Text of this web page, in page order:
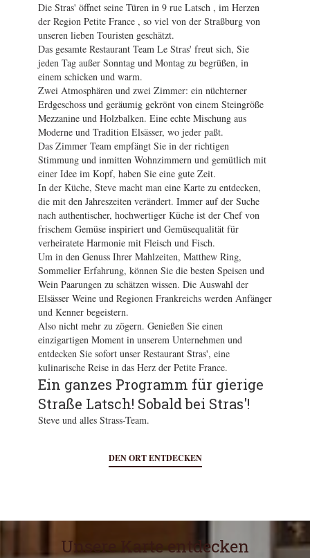
Die Stras' öffnet seine Türen in 9 rue Latsch , im Herzen
der Region Petite France , so viel von der Straßburg von
unseren lieben Touristen geschätzt.
Das gesamte Restaurant Team Le Stras' freut sich, Sie
jeden Tag außer Sonntag und Montag zu begrüßen, in
einem schicken und warm.
Zwei Atmosphären und zwei Zimmer: ein nüchterner
Erdgeschoss und geräumig gekrönt von einem Steingröße
Mezzanine und Holzbalken. Eine echte Mischung aus
Moderne und Tradition Elsässer, wo jeder paßt.
Das Zimmer Team empfängt Sie in der richtigen
Stimmung und inmitten Wohnzimmern und gemütlich mit
einer Idee im Kopf, haben Sie eine gute Zeit.
In der Küche, Steve macht man eine Karte zu entdecken,
die mit den Jahreszeiten verändert. Immer auf der Suche
nach authentischer, hochwertiger Küche ist der Chef von
frischem Gemüse inspiriert und Gemüsequalität für
verheiratete Harmonie mit Fleisch und Fisch.
Um in den Genuss Ihrer Mahlzeiten, Matthew Ring,
Sommelier Erfahrung, können Sie die besten Speisen und
Wein Paarungen zu schätzen wissen. Die Auswahl der
Elsässer Weine und Regionen Frankreichs werden Anfänger
und Kenner begeistern.
Also nicht mehr zu zögern. Genießen Sie einen
einzigartigen Moment in unserem Unternehmen und
entdecken Sie sofort unser Restaurant Stras', eine
kulinarische Reise in das Herz der Petite France.
Ein ganzes Programm für gierige
Straße Latsch! Sobald bei Stras'!
Steve und alles Strass-Team.
DEN ORT ENTDECKEN
Unsere Karte entdecken